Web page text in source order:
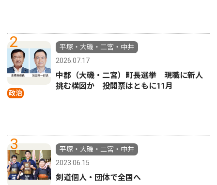
2
政治
平塚・大磯・二宮・中井
2026.07.17
中郡（大磯・二宮）町長選挙 現職に新人
挑む構図か 投開票はともに11月
3
平塚・大磯・二宮・中井
2023.06.15
剣道個人・団体で全国へ